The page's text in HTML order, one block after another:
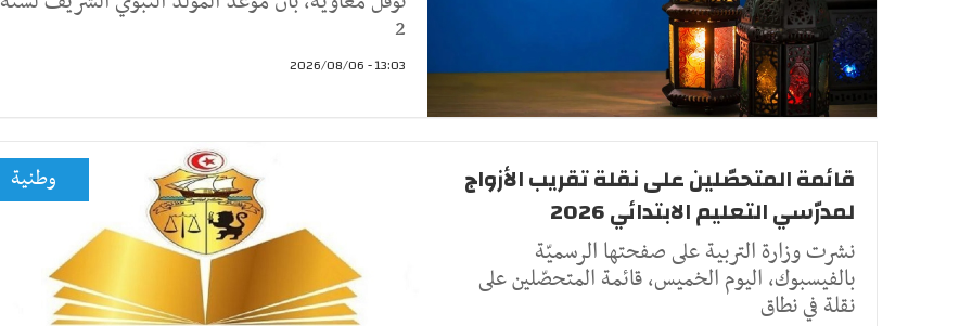
2
13:03 - 2026/08/06
وطنية
قائمة المتحصّلين على نقلة تقريب الأزواج
لمدرّسي التعليم الابتدائي 2026
نشرت وزارة التربية على صفحتها الرسميّة
بالفيسبوك، اليوم الخميس، قائمة المتحصّلين على
نقلة في نطاق